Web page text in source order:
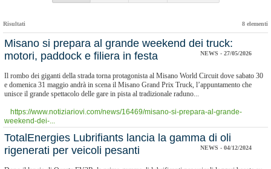
Risultati 8 elementi
Misano si prepara al grande weekend dei truck:
motori, paddock e filiera in festa
NEWS - 27/05/2026
Il rombo dei giganti della strada torna protagonista al Misano World Circuit dove sabato 30
e domenica 31 maggio andrà in scena il Misano Grand Prix Truck, l’appuntamento che
unisce il grande spettacolo delle gare in pista al tradizionale raduno...
https://www.notiziariovi.com/news/16469/misano-si-prepara-al-grande-
weekend-dei-...
TotalEnergies Lubrifiants lancia la gamma di oli
rigenerati per veicoli pesanti
NEWS - 04/12/2024